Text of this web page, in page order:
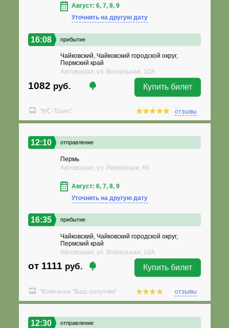
Август: 6, 7, 8, 9
Уточнить на другую дату
16:08 прибытие
Чайковский, Чайковский городской округ,
Пермский край
Автовокзал, ул. Вокзальная, 10А
1082 руб. Купить билет
"МС-Транс" отзывы
12:10 отправление
Пермь
Автовокзал, ул. Революции, 68
Август: 6, 7, 8, 9
Уточнить на другую дату
16:35 прибытие
Чайковский, Чайковский городской округ,
Пермский край
Автовокзал, ул. Вокзальная, 10А
от 1111 руб. Купить билет
"Компания "Ваш попутчик" отзывы
12:30 отправление